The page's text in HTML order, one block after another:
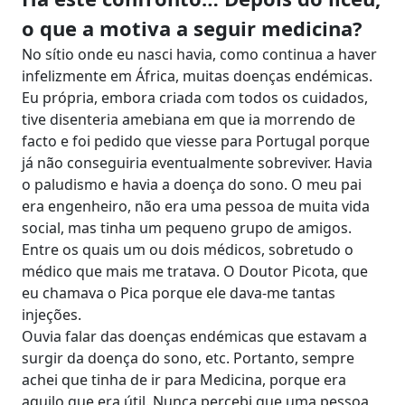
o que a motiva a seguir medicina?
No sítio onde eu nasci havia, como continua a haver
infelizmente em África, muitas doenças endémicas.
Eu própria, embora criada com todos os cuidados,
tive disenteria amebiana em que ia morrendo de
facto e foi pedido que viesse para Portugal porque
já não conseguiria eventualmente sobreviver. Havia
o paludismo e havia a doença do sono. O meu pai
era engenheiro, não era uma pessoa de muita vida
social, mas tinha um pequeno grupo de amigos.
Entre os quais um ou dois médicos, sobretudo o
médico que mais me tratava. O Doutor Picota, que
eu chamava o Pica porque ele dava-me tantas
injeções.
Ouvia falar das doenças endémicas que estavam a
surgir da doença do sono, etc. Portanto, sempre
achei que tinha de ir para Medicina, porque era